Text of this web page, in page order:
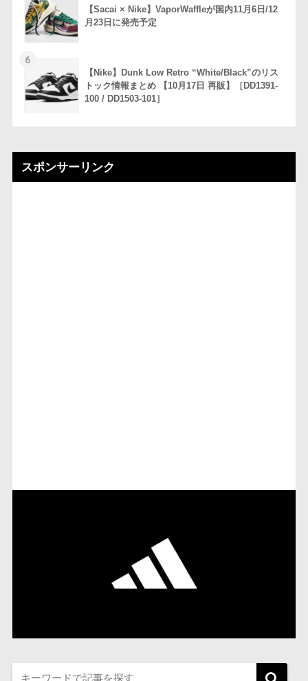
【Sacai × Nike】VaporWaffleが国内11月6日/12
月23日に発売予定
6
【Nike】Dunk Low Retro “White/Black”のリス
トック情報まとめ 【10月17日 再販】［DD1391-
100 / DD1503-101］
スポンサーリンク